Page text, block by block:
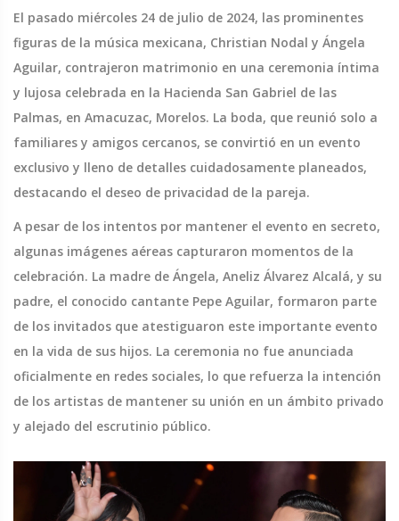
El pasado miércoles 24 de julio de 2024, las prominentes
figuras de la música mexicana, Christian Nodal y Ángela
Aguilar, contrajeron matrimonio en una ceremonia íntima
y lujosa celebrada en la Hacienda San Gabriel de las
Palmas, en Amacuzac, Morelos. La boda, que reunió solo a
familiares y amigos cercanos, se convirtió en un evento
exclusivo y lleno de detalles cuidadosamente planeados,
destacando el deseo de privacidad de la pareja.
A pesar de los intentos por mantener el evento en secreto,
algunas imágenes aéreas capturaron momentos de la
celebración. La madre de Ángela, Aneliz Álvarez Alcalá, y su
padre, el conocido cantante Pepe Aguilar, formaron parte
de los invitados que atestiguaron este importante evento
en la vida de sus hijos. La ceremonia no fue anunciada
oficialmente en redes sociales, lo que refuerza la intención
de los artistas de mantener su unión en un ámbito privado
y alejado del escrutinio público.